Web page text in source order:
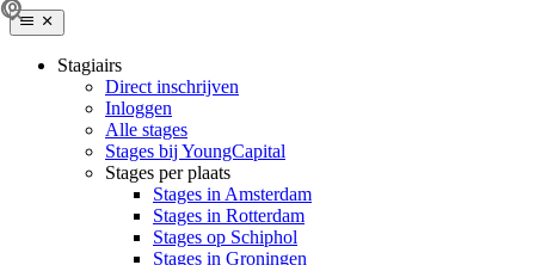
Stagiairs
Direct inschrijven
Inloggen
Alle stages
Stages bij YoungCapital
Stages per plaats
Stages in Amsterdam
Stages in Rotterdam
Stages op Schiphol
Stages in Groningen